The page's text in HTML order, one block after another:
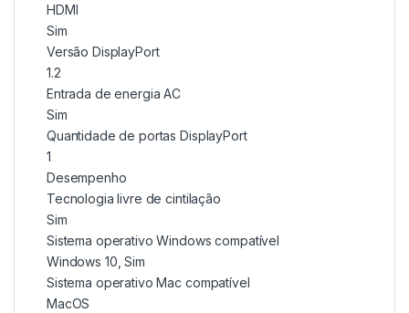
HDMI
Sim
Versão DisplayPort
1.2
Entrada de energia AC
Sim
Quantidade de portas DisplayPort
1
Desempenho
Tecnologia livre de cintilação
Sim
Sistema operativo Windows compatível
Windows 10, Sim
Sistema operativo Mac compatível
MacOS